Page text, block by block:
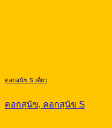
คอกสุนัข S เดี่ยว
คอกสุนัข, คอกสุนัข S